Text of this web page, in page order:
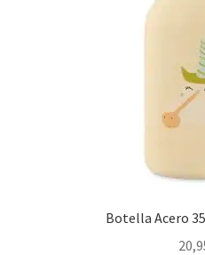
Botella Acero